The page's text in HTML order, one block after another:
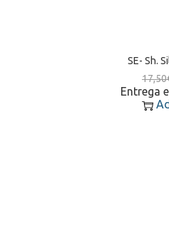
SE- Sh.
17,50
Entrega